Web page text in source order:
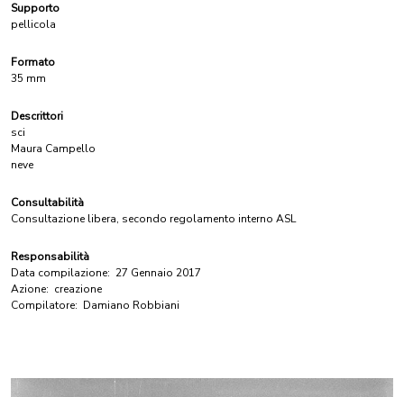
Supporto
pellicola
Formato
35 mm
Descrittori
sci
Maura Campello
neve
Consultabilità
Consultazione libera, secondo regolamento interno ASL
Responsabilità
Data compilazione: 27 Gennaio 2017
Azione: creazione
Compilatore: Damiano Robbiani